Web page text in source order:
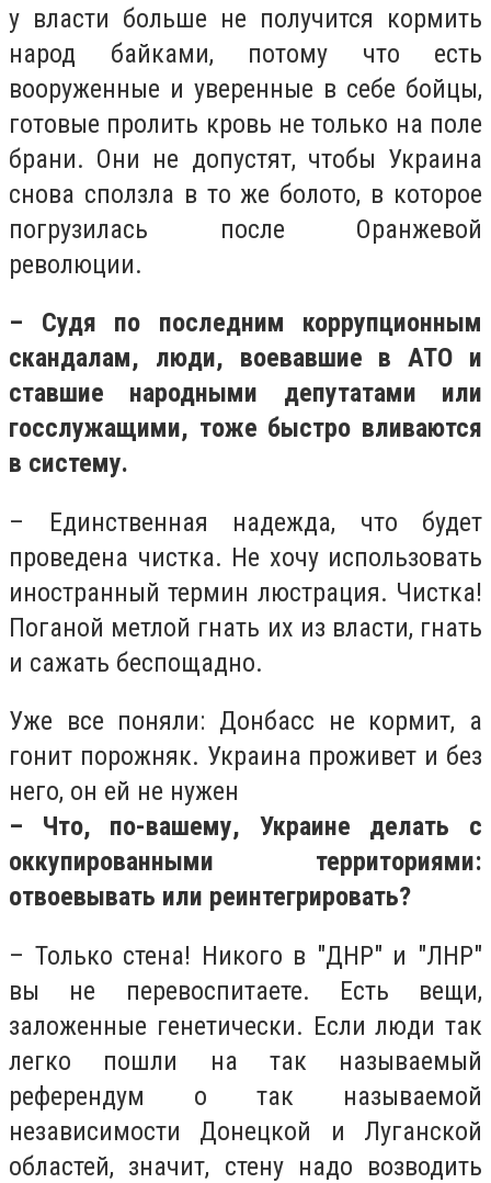
у власти больше не получится кормить
народ байками, потому что есть
вооруженные и уверенные в себе бойцы,
готовые пролить кровь не только на поле
брани. Они не допустят, чтобы Украина
снова сползла в то же болото, в которое
погрузилась после Оранжевой
революции.
– Судя по последним коррупционным
скандалам, люди, воевавшие в АТО и
ставшие народными депутатами или
госслужащими, тоже быстро вливаются
в систему.
– Единственная надежда, что будет
проведена чистка. Не хочу использовать
иностранный термин люстрация. Чистка!
Поганой метлой гнать их из власти, гнать
и сажать беспощадно.
Уже все поняли: Донбасс не кормит, а
гонит порожняк. Украина проживет и без
него, он ей не нужен
– Что, по-вашему, Украине делать с
оккупированными территориями:
отвоевывать или реинтегрировать?
– Только стена! Никого в "ДНР" и "ЛНР"
вы не перевоспитаете. Есть вещи,
заложенные генетически. Если люди так
легко пошли на так называемый
референдум о так называемой
независимости Донецкой и Луганской
областей, значит, стену надо возводить